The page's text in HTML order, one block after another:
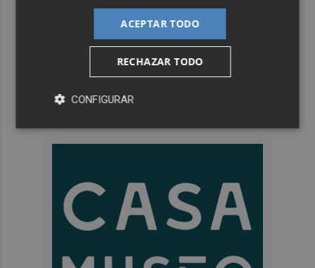
ACEPTAR TODO
RECHAZAR TODO
CONFIGURAR